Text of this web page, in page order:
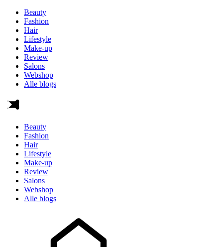
Beauty
Fashion
Hair
Lifestyle
Make-up
Review
Salons
Webshop
Alle blogs
Beauty
Fashion
Hair
Lifestyle
Make-up
Review
Salons
Webshop
Alle blogs